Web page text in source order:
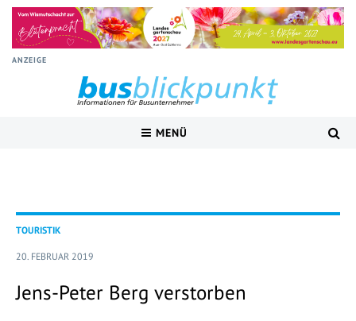
ANZEIGE
MENÜ
TOURISTIK
20. FEBRUAR 2019
Jens-Peter Berg verstorben